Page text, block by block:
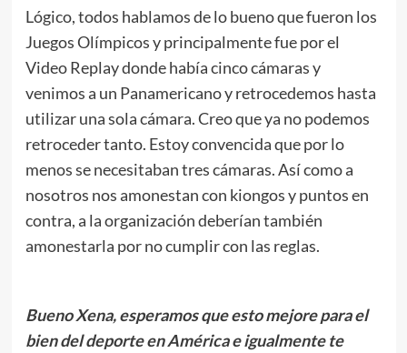
Lógico, todos hablamos de lo bueno que fueron los
Juegos Olímpicos y principalmente fue por el
Video Replay donde había cinco cámaras y
venimos a un Panamericano y retrocedemos hasta
utilizar una sola cámara. Creo que ya no podemos
retroceder tanto. Estoy convencida que por lo
menos se necesitaban tres cámaras. Así como a
nosotros nos amonestan con kiongos y puntos en
contra, a la organización deberían también
amonestarla por no cumplir con las reglas.
Bueno Xena, esperamos que esto mejore para el
bien del deporte en América e igualmente te